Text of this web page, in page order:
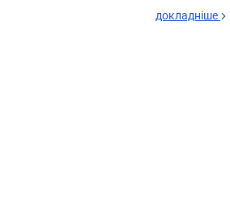
докладніше